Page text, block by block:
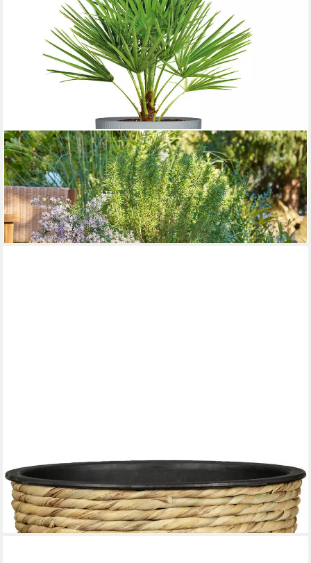
SCHEURICH
Übertopf 40/260 LINETTO HIGH, Hochgefäß/Pflanzgefäß aus
Kunststoff, ØxH: 28,5x39,9 cm
40,99 €
lieferbar - in 3-4 Werktagen bei dir
SCHEURICH
Übertopf Scheurich Blumentopf Ø 24 cm Wasserhyazinte natur
14,14 €
lieferbar - in 4-5 Werktagen bei dir